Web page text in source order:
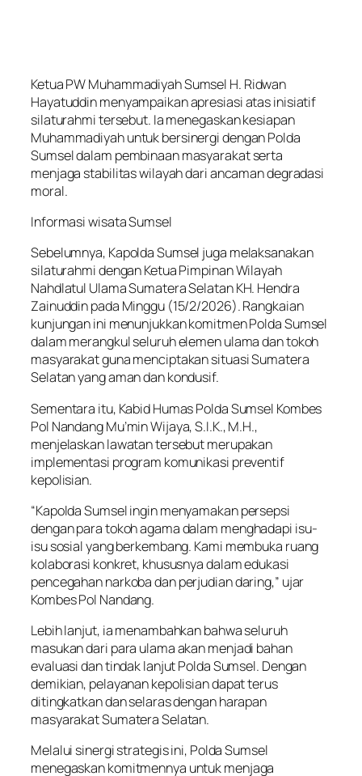
Ketua PW Muhammadiyah Sumsel H. Ridwan
Hayatuddin menyampaikan apresiasi atas inisiatif
silaturahmi tersebut. Ia menegaskan kesiapan
Muhammadiyah untuk bersinergi dengan Polda
Sumsel dalam pembinaan masyarakat serta
menjaga stabilitas wilayah dari ancaman degradasi
moral.
Informasi wisata Sumsel
Sebelumnya, Kapolda Sumsel juga melaksanakan
silaturahmi dengan Ketua Pimpinan Wilayah
Nahdlatul Ulama Sumatera Selatan KH. Hendra
Zainuddin pada Minggu (15/2/2026). Rangkaian
kunjungan ini menunjukkan komitmen Polda Sumsel
dalam merangkul seluruh elemen ulama dan tokoh
masyarakat guna menciptakan situasi Sumatera
Selatan yang aman dan kondusif.
Sementara itu, Kabid Humas Polda Sumsel Kombes
Pol Nandang Mu’min Wijaya, S.I.K., M.H.,
menjelaskan lawatan tersebut merupakan
implementasi program komunikasi preventif
kepolisian.
“Kapolda Sumsel ingin menyamakan persepsi
dengan para tokoh agama dalam menghadapi isu-
isu sosial yang berkembang. Kami membuka ruang
kolaborasi konkret, khususnya dalam edukasi
pencegahan narkoba dan perjudian daring,” ujar
Kombes Pol Nandang.
Lebih lanjut, ia menambahkan bahwa seluruh
masukan dari para ulama akan menjadi bahan
evaluasi dan tindak lanjut Polda Sumsel. Dengan
demikian, pelayanan kepolisian dapat terus
ditingkatkan dan selaras dengan harapan
masyarakat Sumatera Selatan.
Melalui sinergi strategis ini, Polda Sumsel
menegaskan komitmennya untuk menjaga